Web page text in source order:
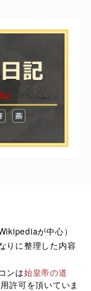
が中心）
りに整理した内容
ンは始皇帝の道
許可を頂いていま